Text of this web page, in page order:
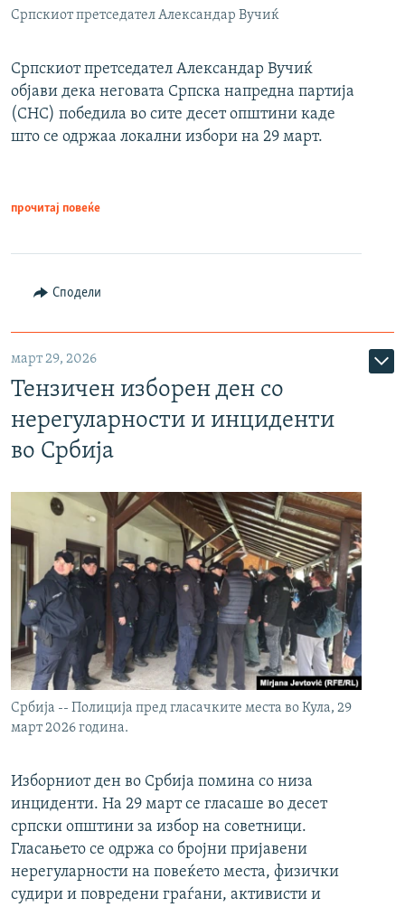
Српскиот претседател Александар Вучиќ
Српскиот претседател Александар Вучиќ
објави дека неговата Српска напредна партија
(СНС) победила во сите десет општини каде
што се одржаа локални избори на 29 март.
прочитај повеќе
Сподели
март 29, 2026
Тензичен изборен ден со
нерегуларности и инциденти
во Србија
Србија -- Полиција пред гласачките места во Кула, 29
март 2026 година.
Изборниот ден во Србија помина со низа
инциденти. На 29 март се гласаше во десет
српски општини за избор на советници.
Гласањето се одржа со бројни пријавени
нерегуларности на повеќето места, физички
судири и повредени граѓани, активисти и